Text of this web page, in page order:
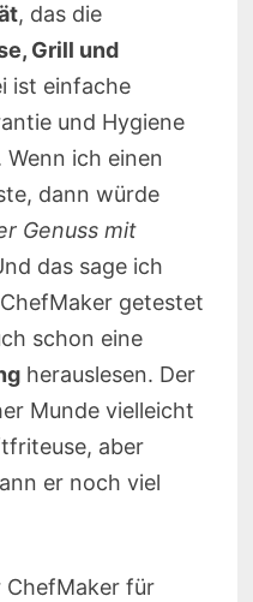
, das die
Grill und
ist einfache
und Hygiene
ich einen
dann würde
Genuss mit
das sage ich
getestet
schon eine
herauslesen. Der
Munde vielleicht
aber
er noch viel
ChefMaker für